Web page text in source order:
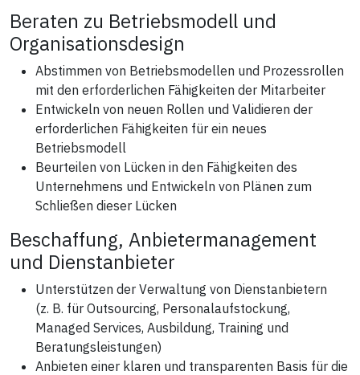
Beraten zu Betriebsmodell und
Organisationsdesign
Abstimmen von Betriebsmodellen und Prozessrollen
mit den erforderlichen Fähigkeiten der Mitarbeiter
Entwickeln von neuen Rollen und Validieren der
erforderlichen Fähigkeiten für ein neues
Betriebsmodell
Beurteilen von Lücken in den Fähigkeiten des
Unternehmens und Entwickeln von Plänen zum
Schließen dieser Lücken
Beschaffung, Anbietermanagement
und Dienstanbieter
Unterstützen der Verwaltung von Dienstanbietern
(z. B. für Outsourcing, Personalaufstockung,
Managed Services, Ausbildung, Training und
Beratungsleistungen)
Anbieten einer klaren und transparenten Basis für die